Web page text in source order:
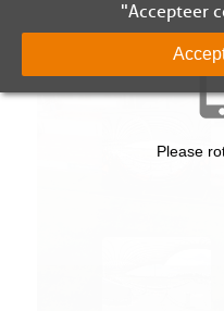
"Accepteer